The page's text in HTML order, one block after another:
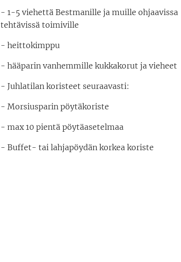
- 1-5 viehettä Bestmanille ja muille ohjaavissa
tehtävissä toimiville
- heittokimppu
- hääparin vanhemmille kukkakorut ja vieheet
- Juhlatilan koristeet seuraavasti:
- Morsiusparin pöytäkoriste
- max 10 pientä pöytäasetelmaa
- Buffet- tai lahjapöydän korkea koriste